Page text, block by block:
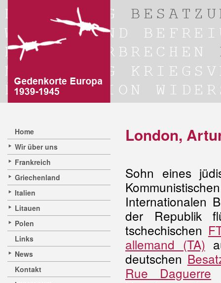
Home
Wir über uns
Frankreich
Griechenland
Italien
Litauen
Polen
Links
News
Kontakt
London,
Sohn eines
Internationalen
der Republik
tschechischen
allemand (TA)
deutschen
Rue Daguerre